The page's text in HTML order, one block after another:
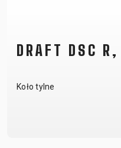
DRAFT DSC
Koło tylne